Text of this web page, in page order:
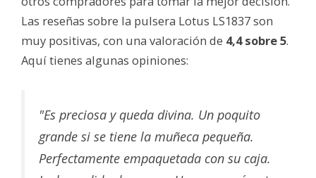
Las reseñas sobre la pulsera Lotus LS1837 son
muy positivas, con una valoración de 4,4 sobre 5.
Aquí tienes algunas opiniones:
"Es preciosa y queda divina. Un poquito
grande si se tiene la muñeca pequeña.
Perfectamente empaquetada con su caja.